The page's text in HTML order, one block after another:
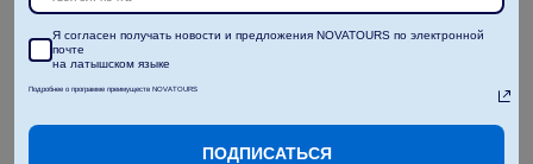
Я согласен получать новости и предложения NOVATOURS по электронной
почте
на латышском языке
Подробнее о программе преимуществ NOVATOURS
ПОДПИСАТЬСЯ